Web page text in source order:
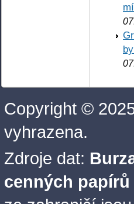
Copyright ©
vyhrazena.
Zdroje dat:
cenných papírů